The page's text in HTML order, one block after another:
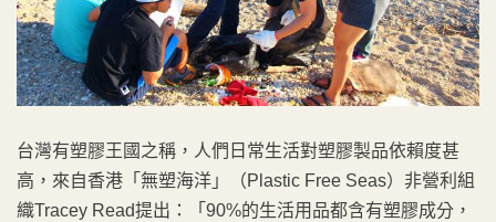
台灣有塑膠王國之稱，人們日常生活對塑膠製品依賴度甚
高，來自香港「無塑海洋」（Plastic Free Seas）非營利組
織Tracey Read提出：「90%的生活用品都含有塑膠成分，